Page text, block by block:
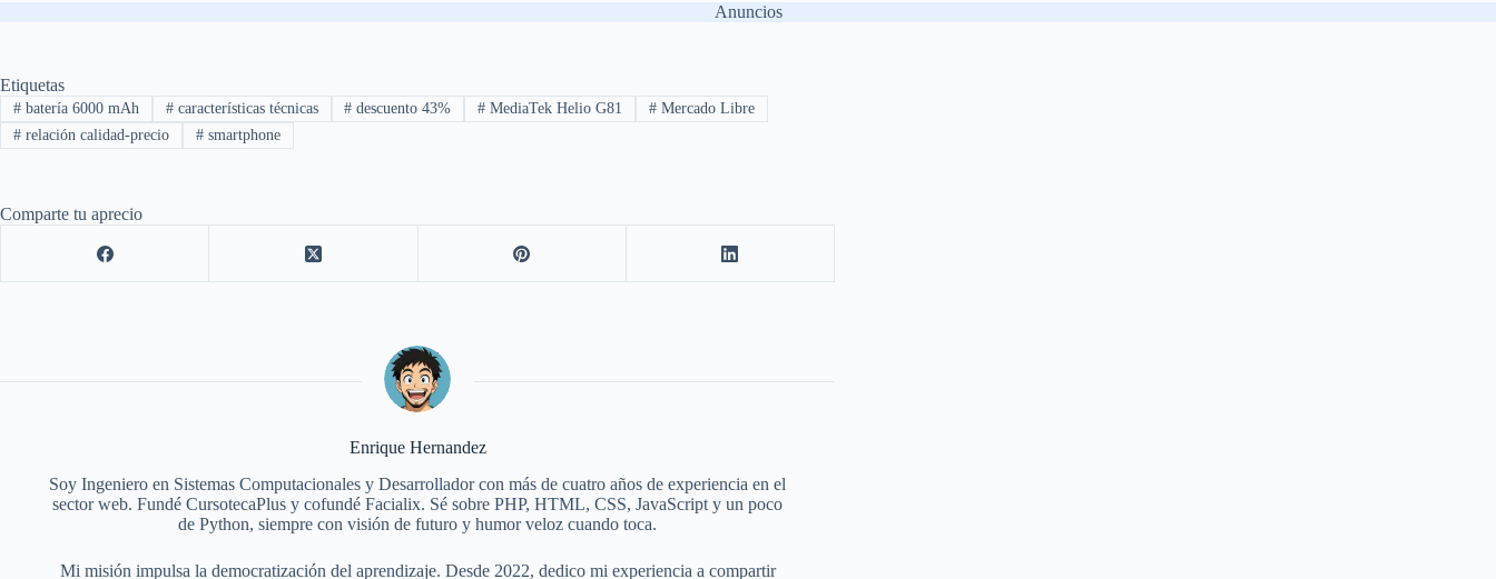
Anuncios
Etiquetas
#batería 6000 mAh #características técnicas # descuento 43% # MediaTek Helio G81 # Mercado Libre
#relación calidad-precio #smartphone
Comparte tu aprecio
Enrique Hernandez
Soy Ingeniero en Sistemas Computacionales y Desarrollador con más de cuatro años de experiencia en el
sector web. Fundé CursotecaPlus y cofundé Facialix. Sé sobre PHP, HTML, CSS, JavaScript y un poco
de Python, siempre con visión de futuro y humor veloz cuando toca.
Mi misión impulsa la democratización del aprendizaje. Desde 2022, dedico mi experiencia a compartir